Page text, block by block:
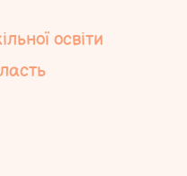
освіти